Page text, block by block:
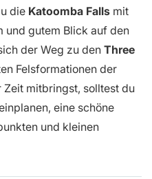
die Katoomba Falls mit
und gutem Blick auf den
der Weg zu denThree
Felsformationen der
Zeit mitbringst, solltest du
eine schöne
und kleinen